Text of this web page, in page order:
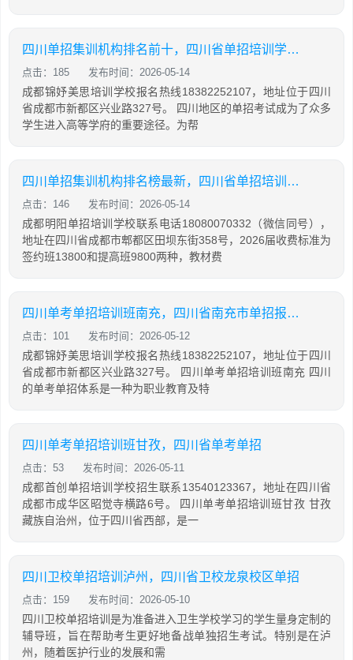
四川单招集训机构排名前十，四川省单招培训学校排名
点击：185 发布时间：2026-05-14
成都锦妤美思培训学校报名热线18382252107，地址位于四川
省成都市新都区兴业路327号。 四川地区的单招考试成为了众多
学生进入高等学府的重要途径。为帮
四川单招集训机构排名榜最新，四川省单招培训学校排名
点击：146 发布时间：2026-05-14
成都明阳单招培训学校联系电话18080070332（微信同号），
地址在四川省成都市郫都区田坝东街358号，2026届收费标准为
签约班13800和提高班9800两种，教材费
四川单考单招培训班南充，四川省南充市单招报名时间
点击：101 发布时间：2026-05-12
成都锦妤美思培训学校报名热线18382252107，地址位于四川
省成都市新都区兴业路327号。 四川单考单招培训班南充 四川
的单考单招体系是一种为职业教育及特
四川单考单招培训班甘孜，四川省单考单招
点击：53 发布时间：2026-05-11
成都首创单招培训学校招生联系13540123367，地址在四川省
成都市成华区昭觉寺横路6号。 四川单考单招培训班甘孜 甘孜
藏族自治州，位于四川省西部，是一
四川卫校单招培训泸州，四川省卫校龙泉校区单招
点击：159 发布时间：2026-05-10
四川卫校单招培训是为准备进入卫生学校学习的学生量身定制的
辅导班，旨在帮助考生更好地备战单独招生考试。特别是在泸
州，随着医护行业的发展和需